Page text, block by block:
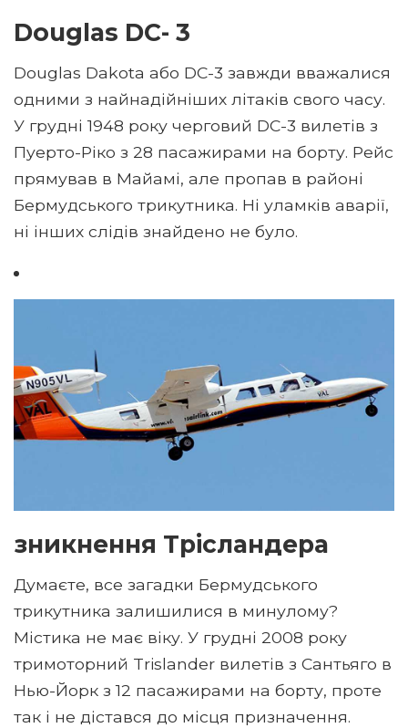
Douglas DC- 3
Douglas Dakota або DC-3 завжди вважалися
одними з найнадійніших літаків свого часу.
У грудні 1948 року черговий DC-3 вилетів з
Пуерто-Ріко з 28 пасажирами на борту. Рейс
прямував в Майамі, але пропав в районі
Бермудського трикутника. Ні уламків аварії,
ні інших слідів знайдено не було.
зникнення Трісландера
Думаєте, все загадки Бермудського
трикутника залишилися в минулому?
Містика не має віку. У грудні 2008 року
тримоторний Trislander вилетів з Сантьяго в
Нью-Йорк з 12 пасажирами на борту, проте
так і не дістався до місця призначення.